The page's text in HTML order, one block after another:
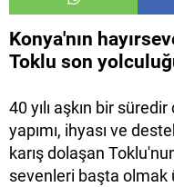
Konya'nın
Toklu son
40 yılı aşkın bir
yapımı, ihyası ve
karış dolaşan
sevenleri başta olmak